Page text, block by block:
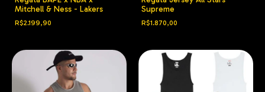
Mitchell & Ness - Lakers
R$2.199,90
Supreme
R$1.870,00